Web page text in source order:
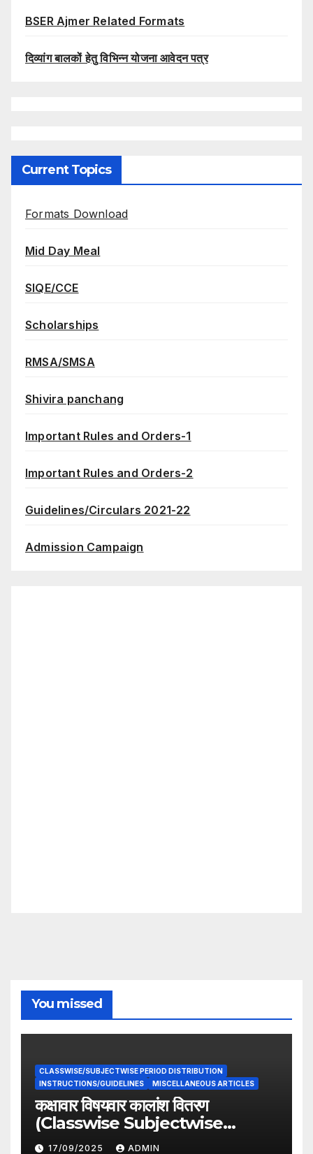
BSER Ajmer Related Formats
दिव्यांग बालकों हेतु विभिन्न योजना आवेदन पत्र
Current Topics
Formats Download
Mid Day Meal
SIQE/CCE
Scholarships
RMSA/SMSA
Shivira panchang
Important Rules and Orders-1
Important Rules and Orders-2
Guidelines/Circulars 2021-22
Admission Campaign
You missed
CLASSWISE/SUBJECTWISE PERIOD DISTRIBUTION
INSTRUCTIONS/GUIDELINES
MISCELLANEOUS ARTICLES
कक्षावार विषयवार कालांश वितरण
(Classwise Subjectwise
period distribution)
17/09/2025 ADMIN